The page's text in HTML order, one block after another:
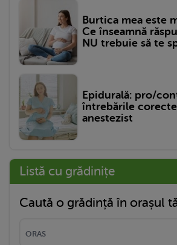
Burtica mea este
Ce înseamnă
NU trebuie să te
Epidurală: pro/
întrebările
anestezist
Listă cu grădinițe
Caută o grădință în orașul